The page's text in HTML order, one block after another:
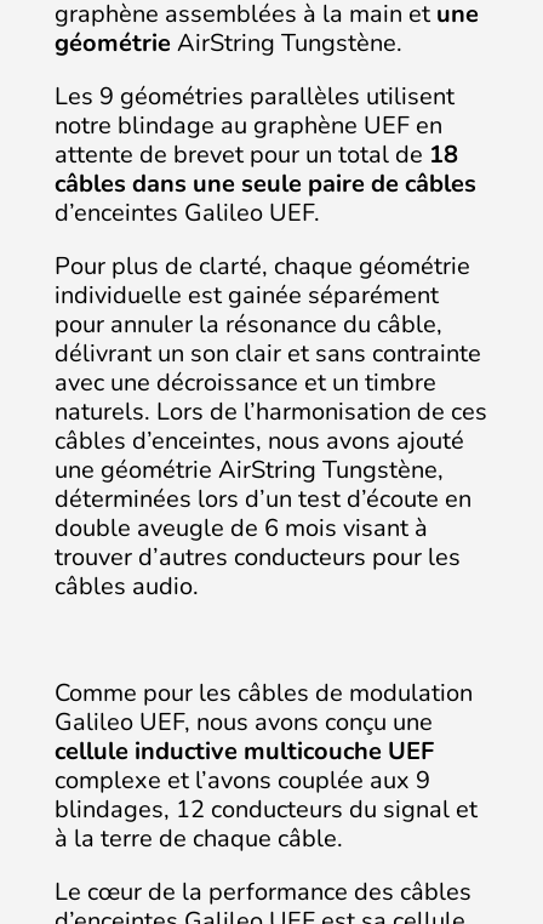
graphène assemblées à la main et une
géométrieAirString Tungstène.
Les 9 géométries parallèles utilisent
notre blindage au graphène UEF en
attente de brevet pour un total de 18
câbles dans une seule paire de câbles
d’enceintes Galileo UEF.
Pour plus de clarté, chaque géométrie
individuelle est gainée séparément
pour annuler la résonance du câble,
délivrant un son clair et sans contrainte
avec une décroissance et un timbre
naturels. Lors de l’harmonisation de ces
câbles d’enceintes, nous avons ajouté
une géométrie AirString Tungstène,
déterminées lors d’un test d’écoute en
double aveugle de 6 mois visant à
trouver d’autres conducteurs pour les
câbles audio.
Comme pour les câbles de modulation
Galileo UEF, nous avons conçu une
cellule inductive multicouche UEF
complexe et l’avons couplée aux 9
blindages, 12 conducteurs du signal et
à la terre de chaque câble.
Le cœur de la performance des câbles